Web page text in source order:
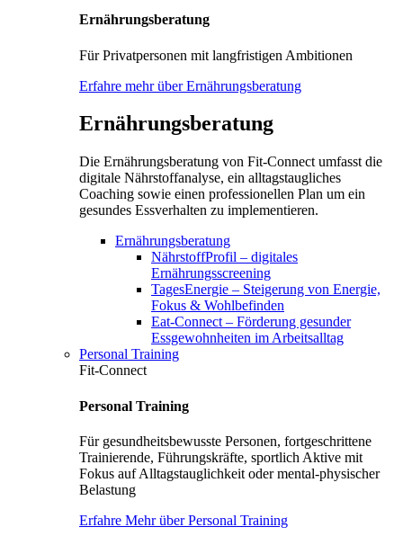
Ernährungsberatung
Für Privatpersonen mit langfristigen Ambitionen
Erfahre mehr über Ernährungsberatung
Ernährungsberatung
Die Ernährungsberatung von Fit-Connect umfasst die
digitale Nährstoffanalyse, ein alltagstaugliches
Coaching sowie einen professionellen Plan um ein
gesundes Essverhalten zu implementieren.
Ernährungsberatung
NährstoffProfil – digitales
Ernährungsscreening
TagesEnergie – Steigerung von Energie,
Fokus & Wohlbefinden
Eat-Connect – Förderung gesunder
Essgewohnheiten im Arbeitsalltag
Personal Training
Fit-Connect
Personal Training
Für gesundheitsbewusste Personen, fortgeschrittene
Trainierende, Führungskräfte, sportlich Aktive mit
Fokus auf Alltagstauglichkeit oder mental-physischer
Belastung
Erfahre Mehr über Personal Training